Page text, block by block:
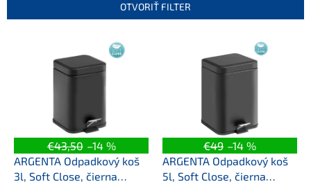
p
OTVORIŤ FILTER
€43,50 –14 %
ARGENTA Odpadkový koš
3l, Soft Close, čierna
€49 –14 %
ARGENTA Odpadkový koš
5l, Soft Close, čierna